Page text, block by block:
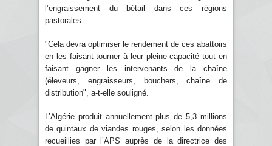
l’engraissement du bétail dans ces régions
pastorales.
"Cela devra optimiser le rendement de ces abattoirs
en les faisant tourner à leur pleine capacité tout en
faisant gagner les intervenants de la chaîne
(éleveurs, engraisseurs, bouchers, chaîne de
distribution", a-t-elle souligné.
L’Algérie produit annuellement plus de 5,3 millions
de quintaux de viandes rouges, selon les données
recueillies par l’APS auprès de la directrice des